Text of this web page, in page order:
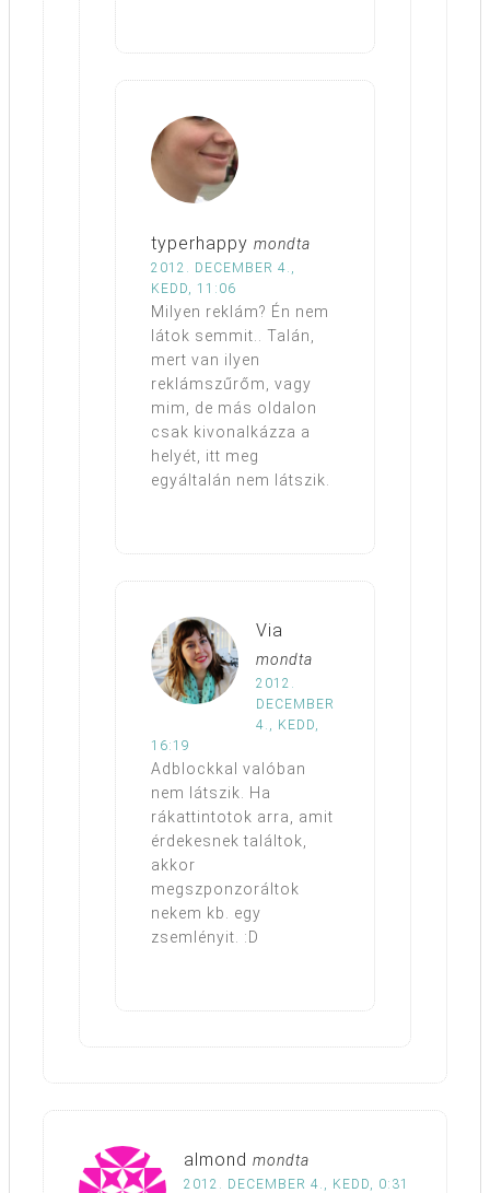
typerhappy mondta
2012. DECEMBER 4.,
KEDD, 11:06
Milyen reklám? Én nem
látok semmit.. Talán,
mert van ilyen
reklámszűrőm, vagy
mim, de más oldalon
csak kivonalkázza a
helyét, itt meg
egyáltalán nem látszik.
Via
mondta
2012.
DECEMBER
4., KEDD,
16:19
Adblockkal valóban
nem látszik. Ha
rákattintotok arra, amit
érdekesnek találtok,
akkor
megszponzoráltok
nekem kb. egy
zsemlényit. :D
almond mondta
2012. DECEMBER 4., KEDD, 0:31